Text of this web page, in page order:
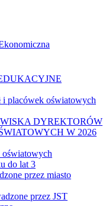
i placówek oświatowych
DYREKTORÓW
W 2026
do lat 3
przez miasto
przez JST